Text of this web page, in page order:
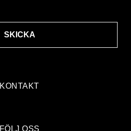
KONTAKT
SKICKA
FÖLJ OSS